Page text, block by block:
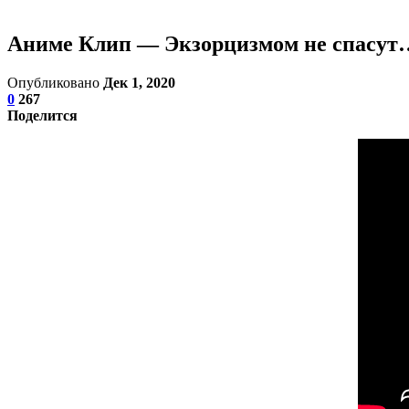
Аниме Клип — Экзорцизмом не
Опубликовано Дек 1, 2020
0 267
Поделится